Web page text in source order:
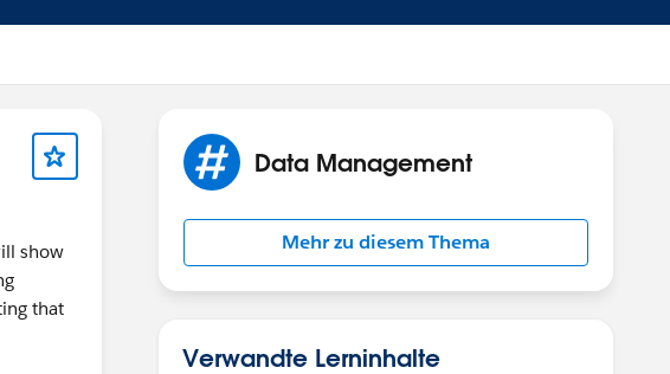
show
that
Data Management
Mehr zu diesem Thema
Verwandte Lerninhalte